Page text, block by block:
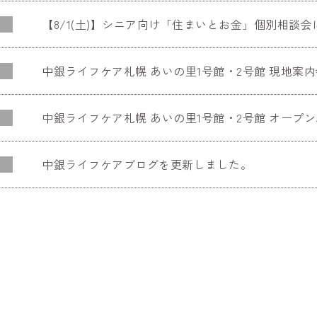
【8/1(土)】シニア向け「住まいとお金」個別相談
中銀ライフケア札幌 あいの里1号館・2号館 現地案
中銀ライフケア札幌 あいの里1号館・2号館 オープ
中銀ライフケアブログを更新しました。